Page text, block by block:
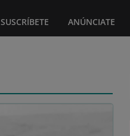
SUSCRÍBETE ANÚNCIATE